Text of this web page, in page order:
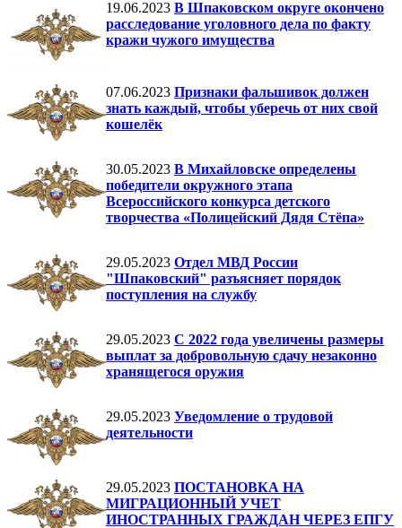
19.06.2023 В Шпаковском округе окончено
расследование уголовного дела по факту
кражи чужого имущества
07.06.2023 Признаки фальшивок должен
знать каждый, чтобы уберечь от них свой
кошелёк
30.05.2023 В Михайловске определены
победители окружного этапа
Всероссийского конкурса детского
творчества «Полицейский Дядя Стёпа»
29.05.2023 Отдел МВД России
"Шпаковский" разъясняет порядок
поступления на службу
29.05.2023 С 2022 года увеличены размеры
выплат за добровольную сдачу незаконно
хранящегося оружия
29.05.2023 Уведомление о трудовой
деятельности
29.05.2023 ПОСТАНОВКА НА
МИГРАЦИОННЫЙ УЧЕТ
ИНОСТРАННЫХ ГРАЖДАН ЧЕРЕЗ ЕПГУ